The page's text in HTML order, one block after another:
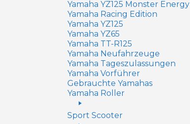
Yamaha YZ125 Monster Energy
Yamaha Racing Edition
Yamaha YZ125
Yamaha YZ65
Yamaha TT-R125
Yamaha Neufahrzeuge
Yamaha Tageszulassungen
Yamaha Vorführer
Gebrauchte Yamahas
Yamaha Roller
Sport Scooter